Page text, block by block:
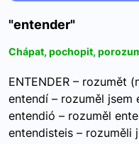
"entender"
Chápat, pochopit,
ENTENDER – rozumět
entendí – rozuměl jsem
entendió – rozuměl
entendisteis – rozuměli